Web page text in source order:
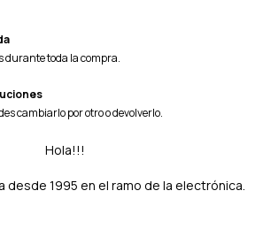
durante toda la compra.
cambiarlo por otro o devolverlo.
Hola!!!
desde 1995 en el ramo de la electrónica.